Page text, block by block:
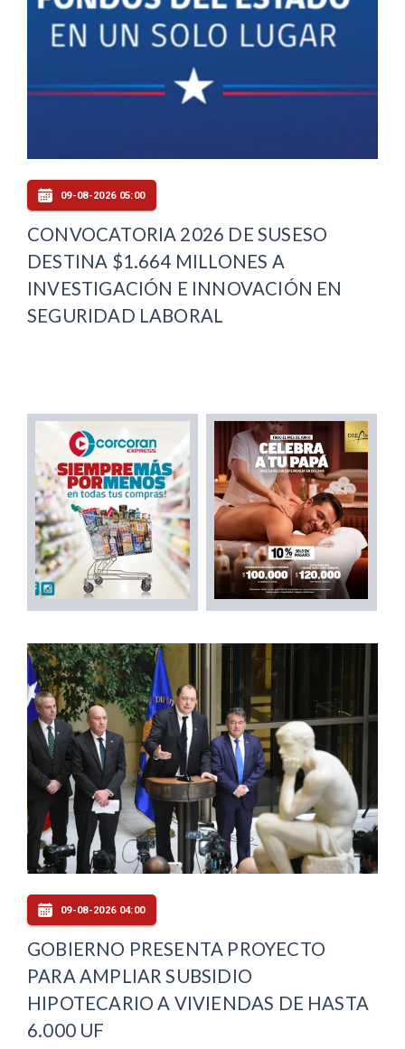
09-08-2026 05:00
CONVOCATORIA 2026 DE SUSESO
DESTINA $1.664 MILLONES A
INVESTIGACIÓN E INNOVACIÓN EN
SEGURIDAD LABORAL
09-08-2026 04:00
GOBIERNO PRESENTA PROYECTO
PARA AMPLIAR SUBSIDIO
HIPOTECARIO A VIVIENDAS DE HASTA
6.000 UF